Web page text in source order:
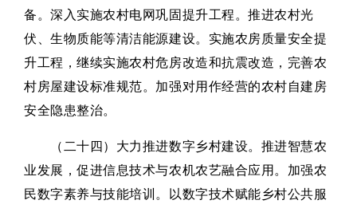
备。深入实施农村电网巩固提升工程。推进农村光
伏、生物质能等清洁能源建设。实施农房质量安全提
升工程，继续实施农村危房改造和抗震改造，完善农
村房屋建设标准规范。加强对用作经营的农村自建房
安全隐患整治。
（二十四）大力推进数字乡村建设。推进智慧农
业发展，促进信息技术与农机农艺融合应用。加强农
民数字素养与技能培训。以数字技术赋能乡村公共服